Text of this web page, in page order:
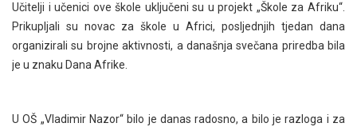
Učitelji i učenici ove škole uključeni su u projekt „Škole za Afriku“.
Prikupljali su novac za škole u Africi, posljednjih tjedan dana
organizirali su brojne aktivnosti, a današnja svečana priredba bila
je u znaku Dana Afrike.
U OŠ „Vladimir Nazor“ bilo je danas radosno, a bilo je razloga i za